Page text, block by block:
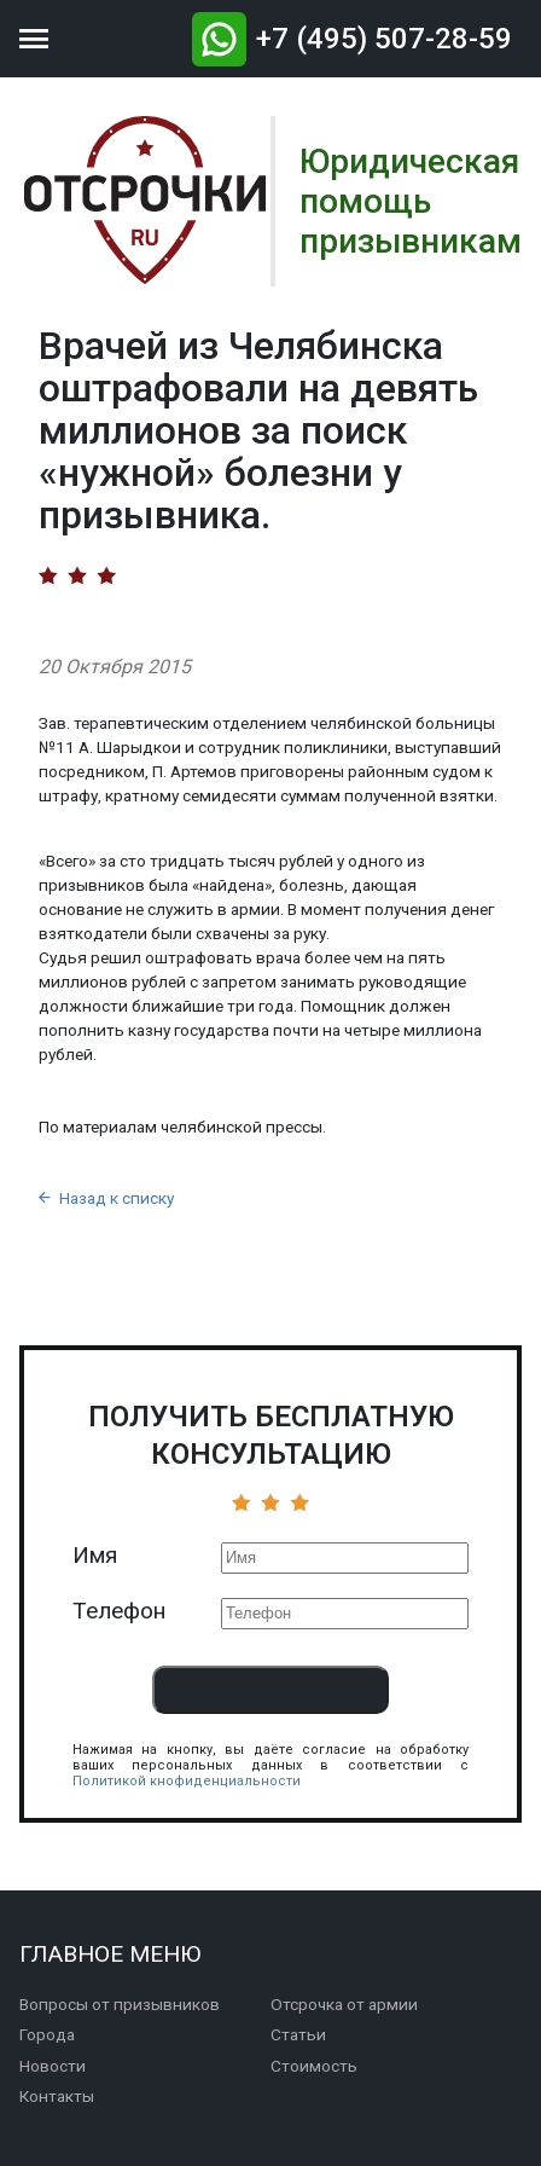
 +7 (495) 507-28-59
Юридическая
помощь
призывникам
Врачей из Челябинска
оштрафовали на девять
миллионов за поиск
«нужной» болезни у
призывника.
20 Октября 2015
Зав. терапевтическим отделением челябинской больницы
№11 А. Шарыдкои и сотрудникполиклиники выступавший
посредником , П. Артемов приговорены районным судом к
штрафу кратномусемидесяти суммам полученной взятки
«Всего» за сто тридцать тысяч рублей уодного из
призывников была «найдена», болезнь дающая
основаниенеслужить в армии . В моментполучения денег
взяткодатели были схвачены за руку
Судья решил оштрафовать врача болеечем на пять
миллионов рублей с запретом занимать руководящие
должности ближайшиетри года Помощник должен
пополнить казнугосударства почти на четыремиллиона
рублей
По материалам челябинской прессы
 Назад к списку
ПОЛУЧИТЬ БЕСПЛАТНУЮ
КОНСУЛЬТАЦИЮ
Имя
Телефон
Нажимая на кнопку, вы даёте согласие на обработку
ваших персональных данных в соответствии с
Политикой кнофиденциальности
ГЛАВНОЕ МЕНЮ
Вопросы от призывников
Отсрочка от армии
Города
Статьи
Новости
Стоимость
Контакты